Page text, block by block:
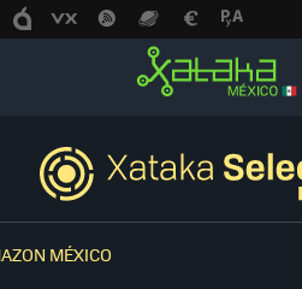
MÉXICO